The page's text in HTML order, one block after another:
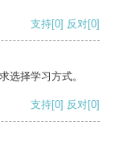
支持[0] 反对[0]
选择学习方式。
支持[0] 反对[0]